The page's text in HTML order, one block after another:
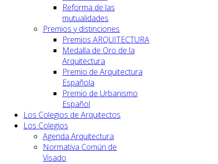
Reforma de las
mutualidades
Premios y distinciones
Premios ARQUITECTURA
Medalla de Oro de la
Arquitectura
Premio de Arquitectura
Española
Premio de Urbanismo
Español
Los Colegios de Arquitectos
Los Colegios
Agenda Arquitectura
Normativa Común de
Visado